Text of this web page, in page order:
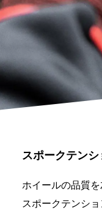
スポークテン
ホイールの品質
スポークテンシ